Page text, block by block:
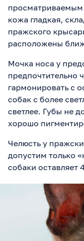
кожа гладкая,
пражского
расположены
Мочка носа у
предпочтительно
гармонировать с
собак с более
светлее. Губы не
хорошо
Челюсть у
допустим только
собаки оставляет